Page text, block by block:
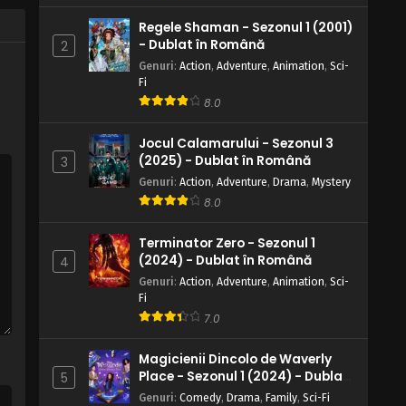
2
Regele Shaman - Sezonul 1 (2001)
- Dublat în Română
Genuri: Action, Adventure, Animation, Sci-
Fi
8.0
3
Jocul Calamarului - Sezonul 3
(2025) - Dublat în Română
Genuri: Action, Adventure, Drama, Mystery
8.0
4
Terminator Zero - Sezonul 1
(2024) - Dublat în Română
Genuri: Action, Adventure, Animation, Sci-
Fi
7.0
5
Magicienii Dincolo de Waverly
Place - Sezonul 1 (2024) - Dublat
în Română
Genuri: Comedy, Drama, Family, Sci-Fi